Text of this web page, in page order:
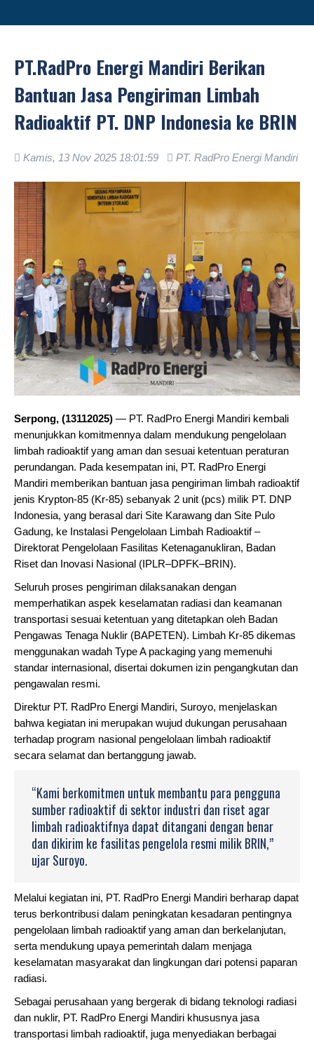
PT.RadPro Energi Mandiri Berikan
Bantuan Jasa Pengiriman Limbah
Radioaktif PT. DNP Indonesia ke BRIN
Kamis, 13 Nov 2025 18:01:59
PT. RadPro Energi Mandiri
Serpong, (13112025) — PT. RadPro Energi Mandiri kembali
menunjukkan komitmennya dalam mendukung pengelolaan
limbah radioaktif yang aman dan sesuai ketentuan peraturan
perundangan. Pada kesempatan ini, PT. RadPro Energi
Mandiri memberikan bantuan jasa pengiriman limbah radioaktif
jenis Krypton-85 (Kr-85) sebanyak 2 unit (pcs) milik PT. DNP
Indonesia, yang berasal dari Site Karawang dan Site Pulo
Gadung, ke Instalasi Pengelolaan Limbah Radioaktif –
Direktorat Pengelolaan Fasilitas Ketenaganukliran, Badan
Riset dan Inovasi Nasional (IPLR–DPFK–BRIN).
Seluruh proses pengiriman dilaksanakan dengan
memperhatikan aspek keselamatan radiasi dan keamanan
transportasi sesuai ketentuan yang ditetapkan oleh Badan
Pengawas Tenaga Nuklir (BAPETEN). Limbah Kr-85 dikemas
menggunakan wadah Type A packaging yang memenuhi
standar internasional, disertai dokumen izin pengangkutan dan
pengawalan resmi.
Direktur PT. RadPro Energi Mandiri, Suroyo, menjelaskan
bahwa kegiatan ini merupakan wujud dukungan perusahaan
terhadap program nasional pengelolaan limbah radioaktif
secara selamat dan bertanggung jawab.
“Kami berkomitmen untuk membantu para pengguna
sumber radioaktif di sektor industri dan riset agar
limbah radioaktifnya dapat ditangani dengan benar
dan dikirim ke fasilitas pengelola resmi milik BRIN,”
ujar Suroyo.
Melalui kegiatan ini, PT. RadPro Energi Mandiri berharap dapat
terus berkontribusi dalam peningkatan kesadaran pentingnya
pengelolaan limbah radioaktif yang aman dan berkelanjutan,
serta mendukung upaya pemerintah dalam menjaga
keselamatan masyarakat dan lingkungan dari potensi paparan
radiasi.
Sebagai perusahaan yang bergerak di bidang teknologi radiasi
dan nuklir, PT. RadPro Energi Mandiri khususnya jasa
transportasi limbah radioaktif, juga menyediakan berbagai